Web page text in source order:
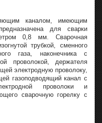
каналом, имеющим
для сварки
0,8 мм. Сварочная
трубкой, сменного
газа, наконечника с
проволокой, держателя
электродную проволоку,
газоподводящий канал с
проволоки и
сварочную горелку с